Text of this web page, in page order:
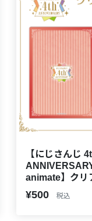
【にじさんじ
animate】クリ
¥500 税込